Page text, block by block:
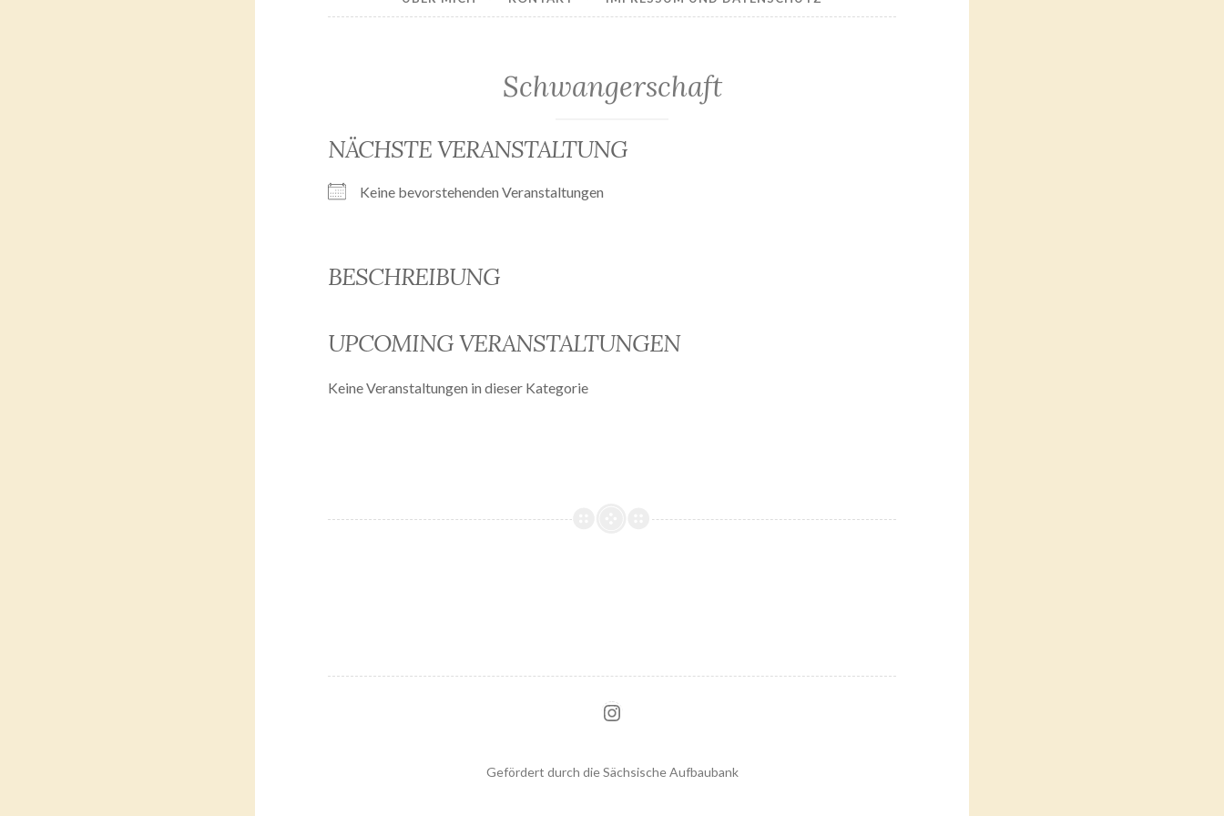
Schwangerschaft
NÄCHSTE VERANSTALTUNG
Keine bevorstehenden Veranstaltungen
BESCHREIBUNG
UPCOMING VERANSTALTUNGEN
Keine Veranstaltungen in dieser Kategorie
Instagram
Gefördert durch die Sächsische Aufbaubank